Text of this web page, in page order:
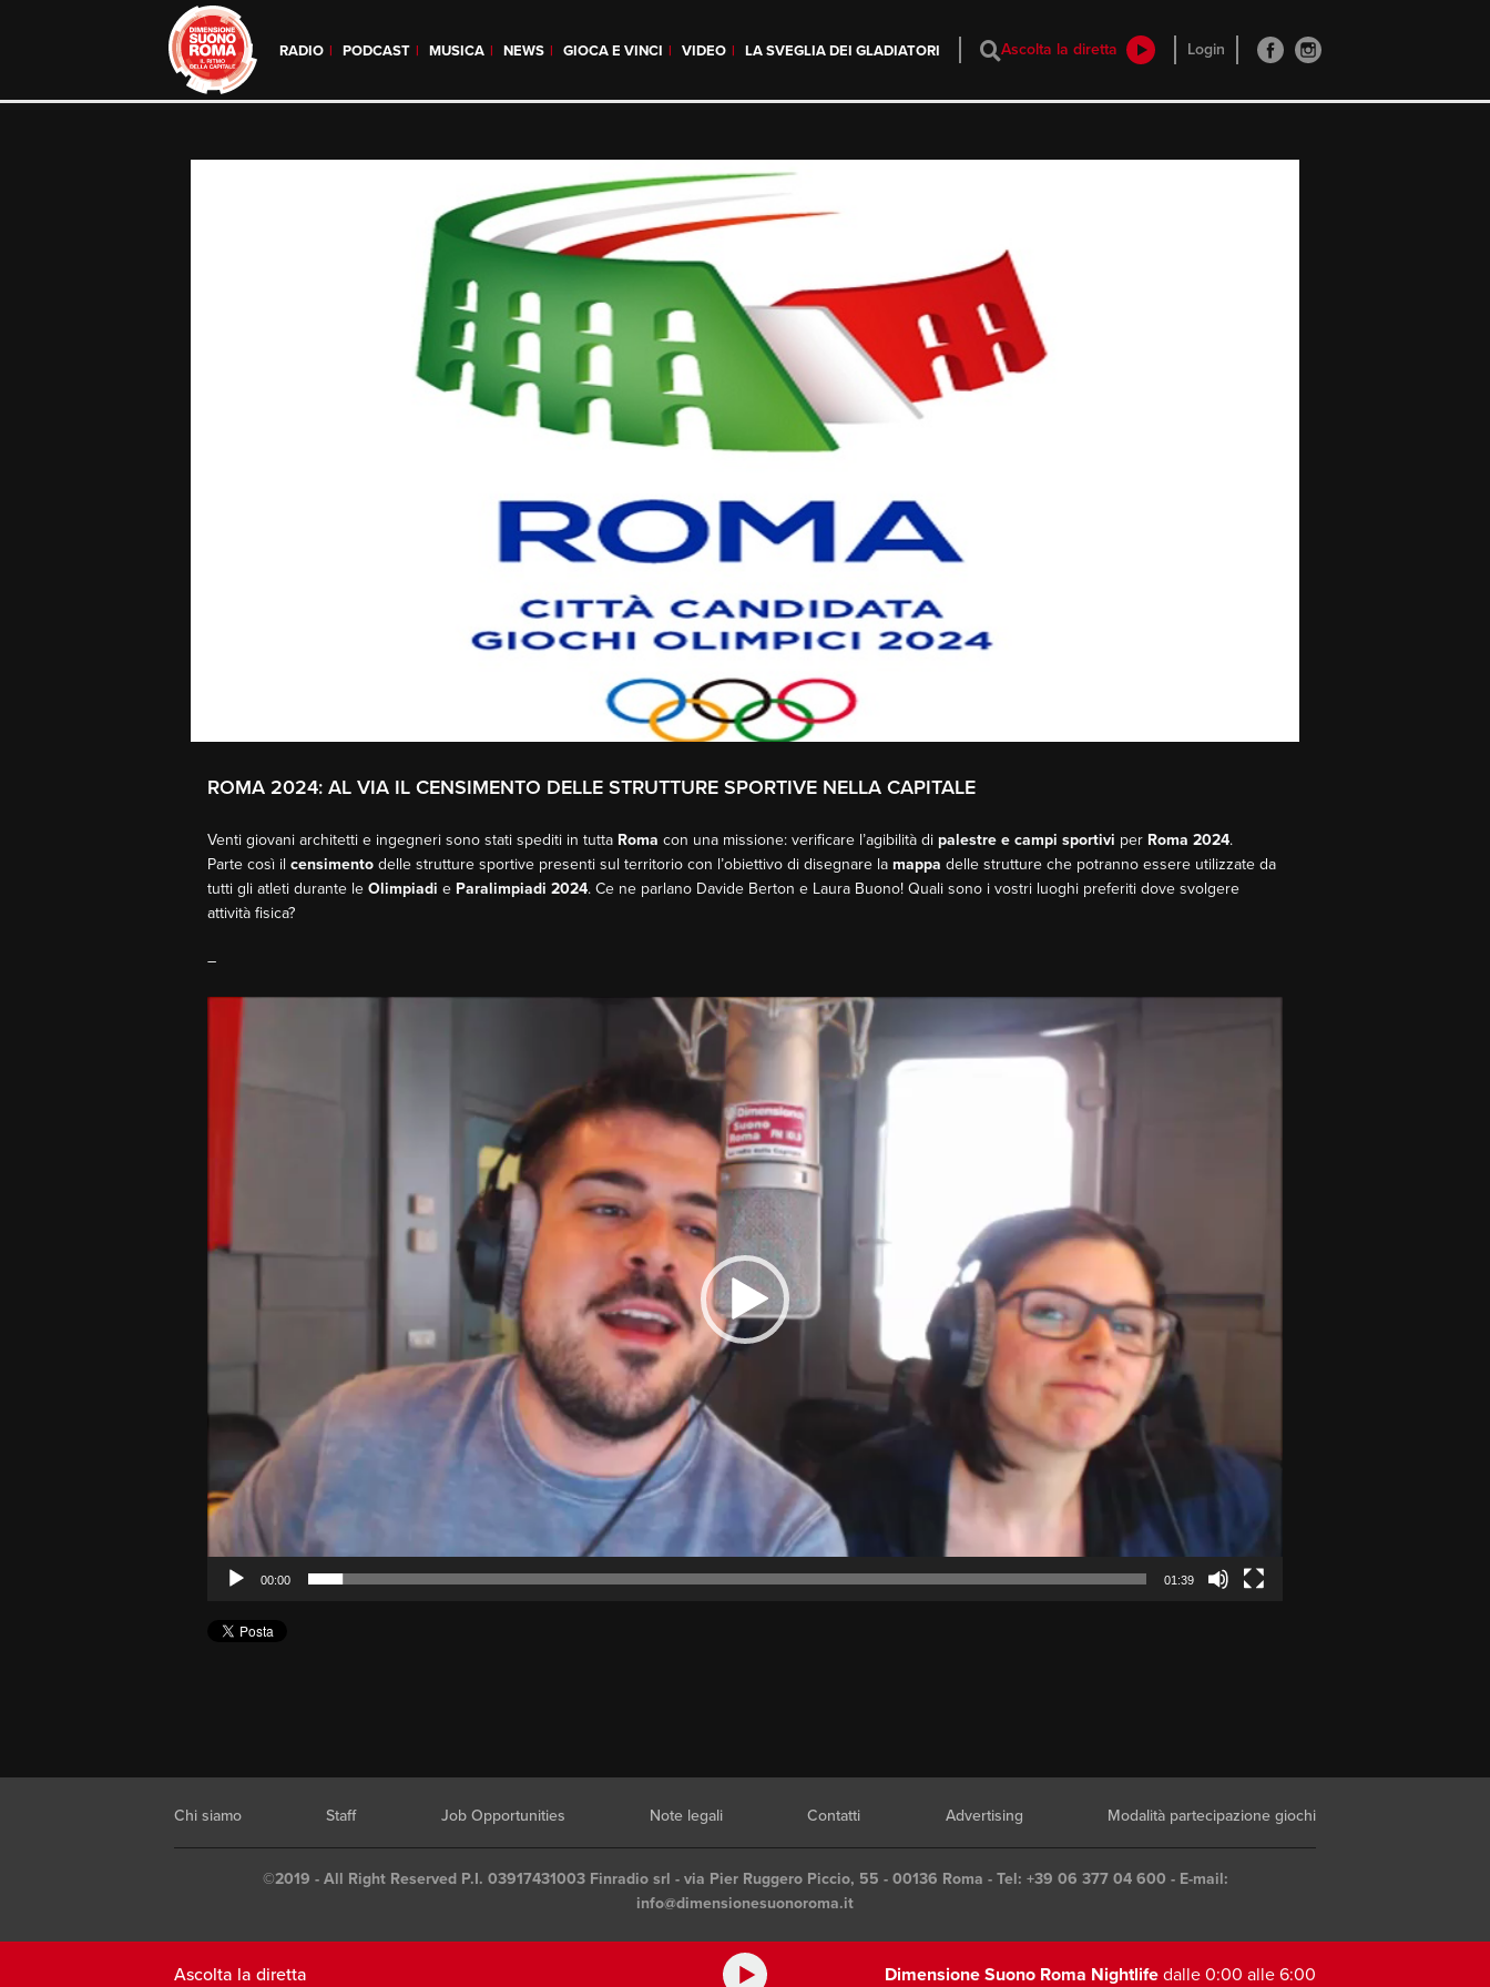
RADIO PODCAST MUSICA NEWS GIOCA E VINCI VIDEO LA SVEGLIA DEI GLADIATORI Ascolta la diretta Login
Ascolta la diretta Dimensione Suono Roma Nightlife dalle 0:00 alle 6:00
ROMA 2024: AL VIA IL CENSIMENTO DELLE STRUTTURE SPORTIVE NELLA CAPITALE
Venti giovani architetti e ingegneri sono stati spediti in tutta Roma con una missione: verificare l’agibilità di palestre e campi sportivi per Roma 2024.
Parte così il censimento delle strutture sportive presenti sul territorio con l’obiettivo di disegnare la mappa delle strutture che potranno essere utilizzate da
tutti gli atleti durante le Olimpiadi e Paralimpiadi 2024. Ce ne parlano Davide Berton e Laura Buono! Quali sono i vostri luoghi preferiti dove svolgere
attività fisica?
–
00:00 01:39
Chi siamo Staff Job Opportunities Note legali Contatti Advertising Modalità partecipazione giochi
©2019 - All Right Reserved P.I. 03917431003 Finradio srl - via Pier Ruggero Piccio, 55 - 00136 Roma - Tel: +39 06 377 04 600 - E-mail:
info@dimensionesuonoroma.it